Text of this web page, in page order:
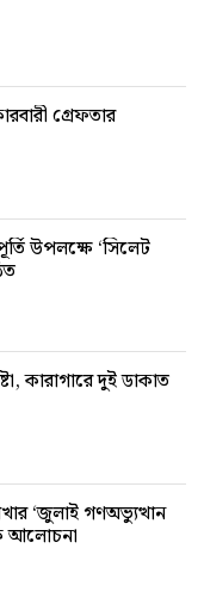
গ্রেফতার
উপলক্ষে ‘সিলেট
কারাগারে দুই ডাকাত
‘জুলাই গণঅভ্যুত্থান
আলোচনা